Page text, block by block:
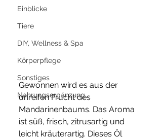
Einblicke
Tiere
DIY, Wellness & Spa
Körperpflege
Sonstiges
Nahrungsergänzung
Gewonnen wird es aus der
unreifen Frucht des
Mandarinenbaums. Das Aroma
ist süß, frisch, zitrusartig und
leicht kräuterartig. Dieses Öl